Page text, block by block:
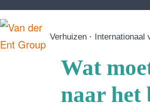
Verhuizen Internationaal
Wat
naar het